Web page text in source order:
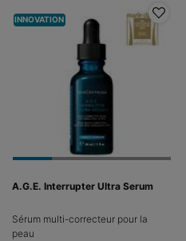
INNOVATION
A.G.E. Interrupter Ultra Serum
Sérum multi-correcteur pour la
peau